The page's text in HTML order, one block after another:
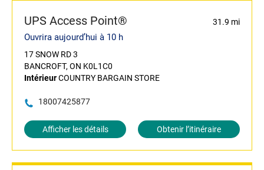
UPS Access Point® 31.9 mi
Ouvrira aujourd’hui à 10 h
17 SNOW RD 3
BANCROFT, ON K0L1C0
IntérieurCOUNTRY BARGAIN STORE
18007425877
Afficher les détails Obtenir l’itinéraire